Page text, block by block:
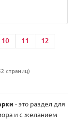
10 11
12
страниц)
- это раздел для
и с желанием